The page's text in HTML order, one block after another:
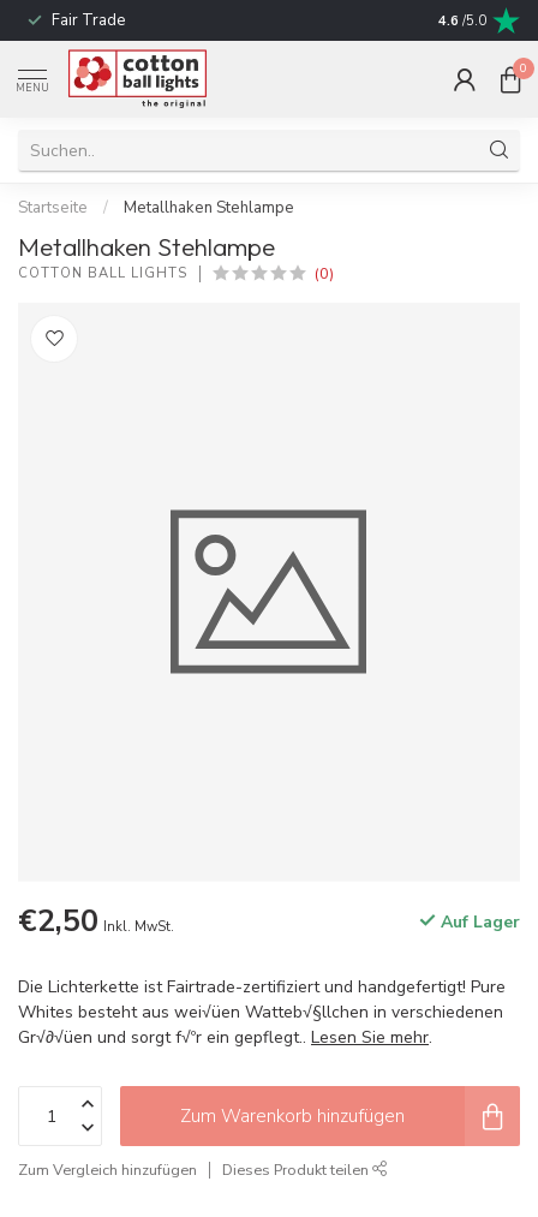
Fair Trade schnelle
4.6 /5.0
MENU
0
Startseite / Metallhaken Stehlampe
Metallhaken Stehlampe
COTTON BALL LIGHTS (0)
€2,50 Inkl. MwSt. Auf Lager
Die Lichterkette ist Fairtrade-zertifiziert und handgefertigt! Pure
Whites besteht aus wei√üen Watteb√§llchen in verschiedenen
Gr√∂√üen und sorgt f√ºr ein gepflegt.. Lesen Sie mehr.
Zum Warenkorb hinzufügen
Zum Vergleich hinzufügen Dieses Produkt teilen